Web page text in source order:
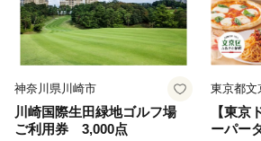
神奈川県川崎市
川崎国際生田緑地ゴルフ場
ご利用券 3,000点
東京都文
【東京
ーパー